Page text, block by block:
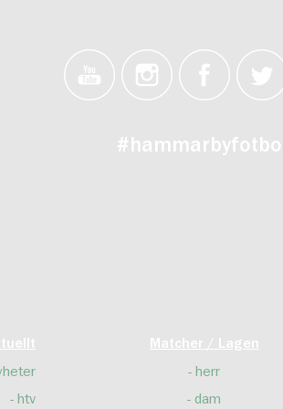
#hammarbyfotboll
htv
Matcher / Lagen
herr
dam